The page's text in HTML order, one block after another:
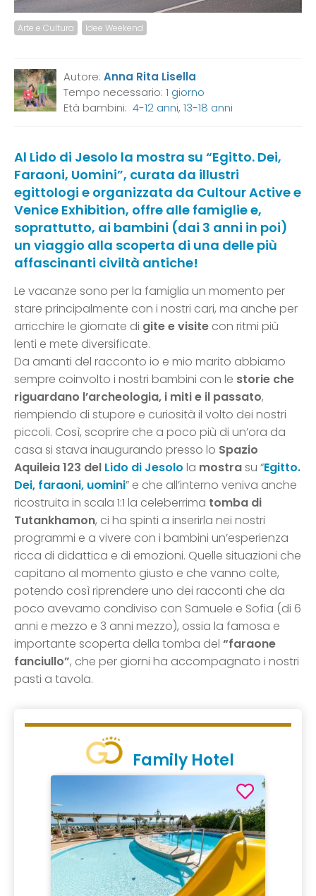
Arte e Cultura Idee Weekend
Autore: Anna Rita Lisella
Tempo necessario: 1 giorno
Età bambini: 4-12 anni, 13-18 anni
Al Lido di Jesolo la mostra su “Egitto. Dei,
Faraoni, Uomini”, curata da illustri
egittologi e organizzata da Cultour Active e
Venice Exhibition, offre alle famiglie e,
soprattutto, ai bambini (dai 3 anni in poi)
un viaggio alla scoperta di una delle più
affascinanti civiltà antiche!
Le vacanze sono per la famiglia un momento per
stare principalmente con i nostri cari, ma anche per
arricchire le giornate di gite e visite con ritmi più
lenti e mete diversificate.
Da amanti del racconto io e mio marito abbiamo
sempre coinvolto i nostri bambini con le storie che
riguardano l’archeologia, i miti e il passato,
riempiendo di stupore e curiosità il volto dei nostri
piccoli. Così, scoprire che a poco più di un’ora da
casa si stava inaugurando presso lo Spazio
Aquileia 123 del Lido di Jesolo la mostrasu “Egitto.
Dei, faraoni, uomini” e che all’interno veniva anche
ricostruita in scala 1:1 la celeberrima tomba di
Tutankhamon, ci ha spinti a inserirla nei nostri
programmi e a vivere con i bambini un’esperienza
ricca di didattica e di emozioni. Quelle situazioni che
capitano al momento giusto e che vanno colte,
potendo così riprendere uno dei racconti che da
poco avevamo condiviso con Samuele e Sofia (di 6
anni e mezzo e 3 anni mezzo), ossia la famosa e
importante scoperta della tomba del “faraone
fanciullo”, che per giorni ha accompagnato i nostri
pasti a tavola.
Family Hotel